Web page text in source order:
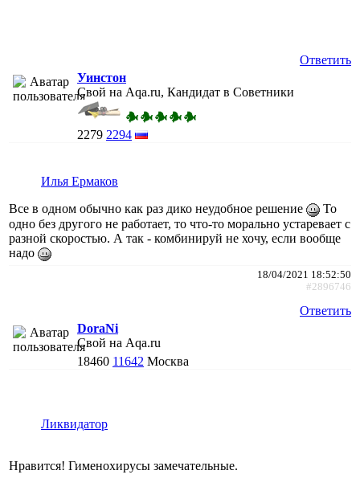
Ответить
Уинстон
Свой на Aqa.ru, Кандидат в Советники
2279 2294
Илья Ермаков
Все в одном обычно как раз дико неудобное решение
То
одно без другого не работает, то что-то морально устаревает с
разной скоростью. А так - комбинируй не хочу, если вообще
надо
18/04/2021 18:52:50
#2896746
Ответить
DoraNi
Свой на Aqa.ru
18460 11642 Москва
Ликвидатор
Нравится! Гименохирусы замечательные.